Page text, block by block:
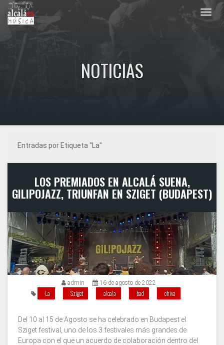
NOTICIAS
Entradas por Etiqueta "La"
LOS PREMIADOS EN ALCALÁ SUENA,
GILIPOJAZZ, TRIUNFAN EN SZIGET (BUDAPEST)
admin 16 de agosto de 2022
La Sziget alcala bad chiva
Del 10 al 15 de Agosto se ha celebrado en Budapest el
Sziget festival, uno de los 3 festivales más grandes de
Europa con el que un acuerdo de colaboración dentro del